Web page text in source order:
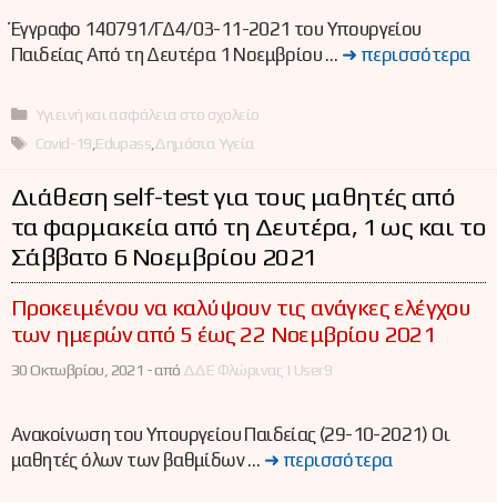
Έγγραφο 140791/ΓΔ4/03-11-2021 του Υπουργείου
Παιδείας Από τη Δευτέρα 1 Νοεμβρίου … ➜ περισσότερα
Κατηγορίες
Υγιεινή και ασφάλεια στο σχολείο
Ετικέτες
Covid-19 Edupass Δημόσια Υγεία
Διάθεση self-test για τους μαθητές από
τα φαρμακεία από τη Δευτέρα, 1 ως και το
Σάββατο 6 Νοεμβρίου 2021
Προκειμένου να καλύψουν τις ανάγκες ελέγχου
των ημερών από 5 έως 22 Νοεμβρίου 2021
30 Οκτωβρίου, 2021 -από ΔΔΕ Φλώρινας | User9
Ανακοίνωση του Υπουργείου Παιδείας (29-10-2021) Οι
μαθητές όλων των βαθμίδων … ➜ περισσότερα